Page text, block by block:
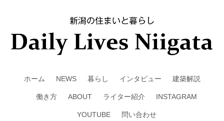
ホーム NEWS 暮らし インタビュー 建築解説
働き方 ABOUT ライター紹介 INSTAGRAM
YOUTUBE 問い合わせ